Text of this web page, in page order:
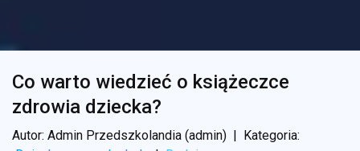
Co warto wiedzieć o książeczce
zdrowia dziecka?
Autor: Admin Przedszkolandia (admin)
Kategoria: